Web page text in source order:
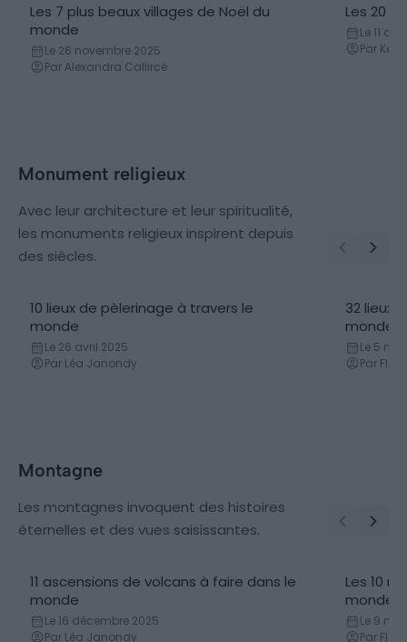
Les 7 plus beaux villages de Noël du
monde
Le 26 novembre 2025
Par Alexandra Callircé
Les 20
Le 11
Par
Monument religieux
Avec leur architecture et leur spiritualité,
les monuments religieux inspirent depuis
des siècles.
10 lieux de pèlerinage à travers le
monde
Le 26 avril 2025
Par Léa Janondy
32 lieux
monde
Le 5
Par
Montagne
Les montagnes invoquent des histoires
éternelles et des vues saisissantes.
11 ascensions de volcans à faire dans le
monde
Le 16 décembre 2025
Par Léa Janondy
Les 10
monde
Le 9
Par